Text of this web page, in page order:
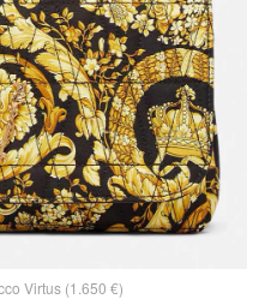
Virtus (1.650 €)